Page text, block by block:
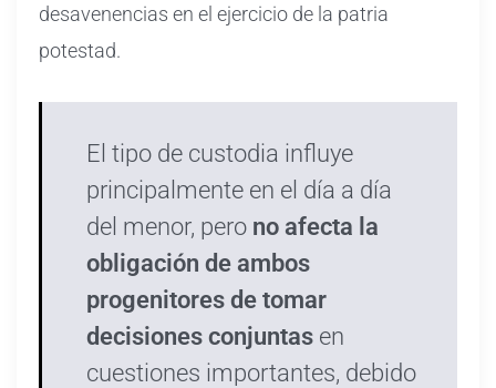
desavenencias en el ejercicio de la patria
potestad.
El tipo de custodia influye
principalmente en el día a día
del menor, pero no afecta la
obligación de ambos
progenitores de tomar
decisiones conjuntas en
cuestiones importantes, debido